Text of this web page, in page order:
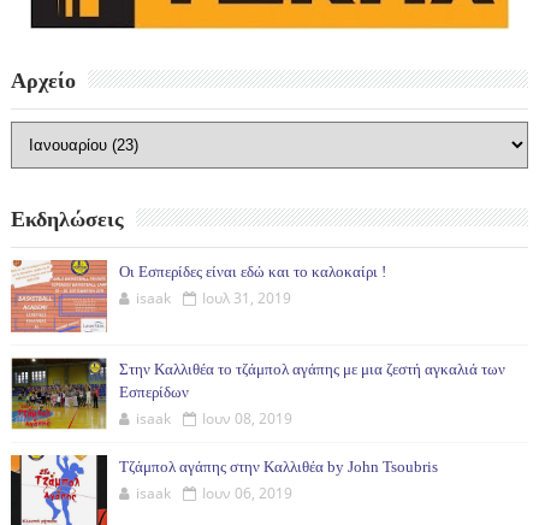
Αρχείο
Εκδηλώσεις
Οι Εσπερίδες είναι εδώ και το καλοκαίρι !
isaak Ιουλ 31, 2019
Στην Καλλιθέα το τζάμπολ αγάπης με μια ζεστή αγκαλιά των
Εσπερίδων
isaak Ιουν 08, 2019
Τζάμπολ αγάπης στην Καλλιθέα by John Tsoubris
isaak Ιουν 06, 2019